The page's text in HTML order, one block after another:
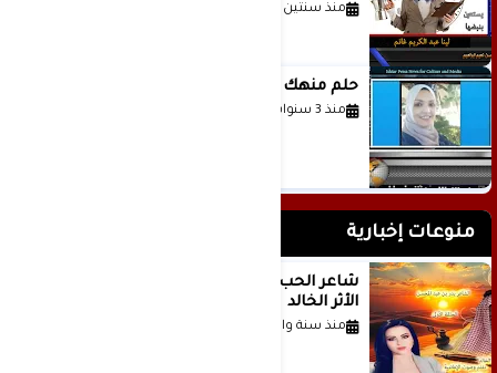
منذ سنتين
حلم منهك للشاعرة رانيا فخري موسى
منذ 3 سنوات
منوعات إخبارية
الأثر الخالد
منذ سنة واحدة